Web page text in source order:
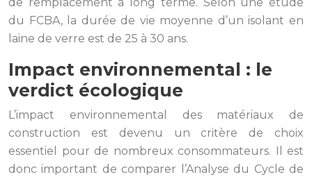
de remplacement à long terme. Selon une étude
du FCBA, la durée de vie moyenne d’un isolant en
laine de verre est de 25 à 30 ans.
Impact environnemental : le
verdict écologique
L’impact environnemental des matériaux de
construction est devenu un critère de choix
essentiel pour de nombreux consommateurs. Il est
donc important de comparer l’Analyse du Cycle de